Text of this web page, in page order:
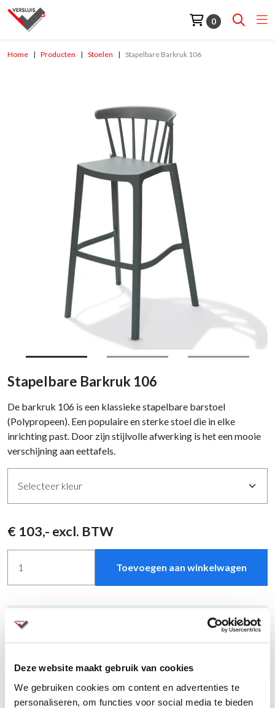
Deze website maakt gebruik van cookies
We gebruiken cookies om content en advertenties te
personaliseren, om functies voor social media te bieden
0
Home Producten Stoelen Stapelbare Barkruk 106
Stapelbare Barkruk 106
De barkruk 106 is een klassieke stapelbare barstoel
(Polypropeen). Een populaire en sterke stoel die in elke
inrichting past. Door zijn stijlvolle afwerking is het een mooie
verschijning aan eettafels.
€ 103,- excl. BTW
Toevoegen aan winkelwagen
Al ruim 80 jaar specialist in kantoormeubelen
Montage op aanvraag
Vraag een offerte aan
voor meerdere aantallen